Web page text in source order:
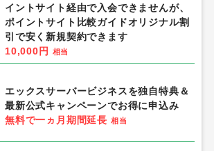
イントサイト経由で入会できませんが、
ポイントサイト比較ガイドオリジナル割
引で安く新規契約できます
10,000円
相当
エックスサーバービジネスを独自特典＆
最新公式キャンペーンでお得に申込み
無料で一ヵ月期間延長 相当